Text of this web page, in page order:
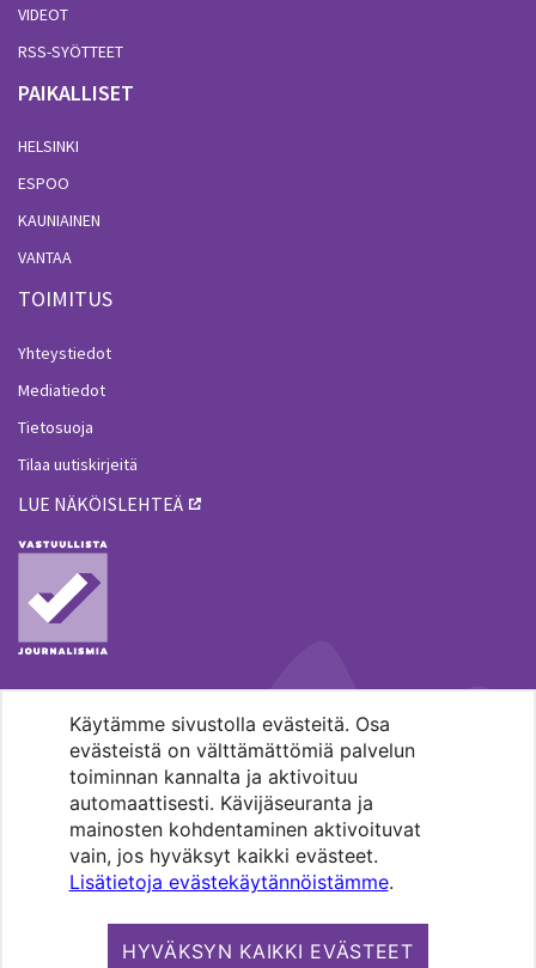
Käytämme sivustolla evästeitä. Osa
evästeistä on välttämättömiä palvelun
toiminnan kannalta ja aktivoituu
automaattisesti. Kävijäseuranta ja
mainosten kohdentaminen aktivoituvat
vain, jos hyväksyt kaikki evästeet.
Lisätietoja evästekäytännöistämme.
HYVÄKSYN KAIKKI EVÄSTEET
VIDEOT
RSS-SYÖTTEET
PAIKALLISET
HELSINKI
ESPOO
KAUNIAINEN
VANTAA
TOIMITUS
Yhteystiedot
Mediatiedot
Tietosuoja
Tilaa uutiskirjeitä
LUE NÄKÖISLEHTEÄ
MENOHAKU
Pääkaupunkiseudun evankelis-
luterilaisten seurakuntien media.